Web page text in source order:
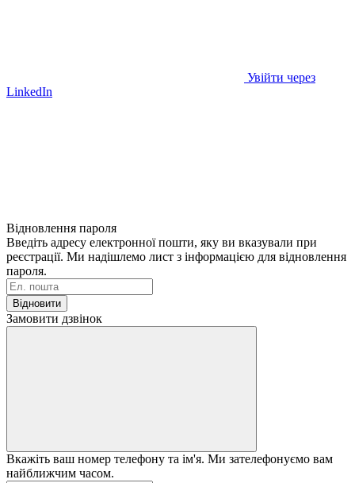
Увійти через
LinkedIn
Відновлення пароля
Введіть адресу електронної пошти, яку ви вказували при
реєстрації. Ми надішлемо лист з інформацією для відновлення
пароля.
Відновити
Замовити дзвінок
Вкажіть ваш номер телефону та ім'я. Ми зателефонуємо вам
найближчим часом.